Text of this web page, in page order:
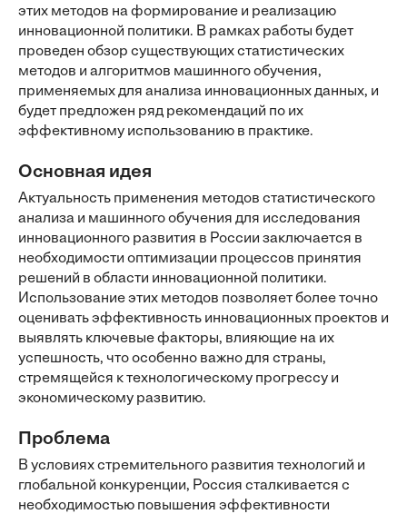
этих методов на формирование и реализацию
инновационной политики. В рамках работы будет
проведен обзор существующих статистических
методов и алгоритмов машинного обучения,
применяемых для анализа инновационных данных, и
будет предложен ряд рекомендаций по их
эффективному использованию в практике.
Основная идея
Актуальность применения методов статистического
анализа и машинного обучения для исследования
инновационного развития в России заключается в
необходимости оптимизации процессов принятия
решений в области инновационной политики.
Использование этих методов позволяет более точно
оценивать эффективность инновационных проектов и
выявлять ключевые факторы, влияющие на их
успешность, что особенно важно для страны,
стремящейся к технологическому прогрессу и
экономическому развитию.
Проблема
В условиях стремительного развития технологий и
глобальной конкуренции, Россия сталкивается с
необходимостью повышения эффективности